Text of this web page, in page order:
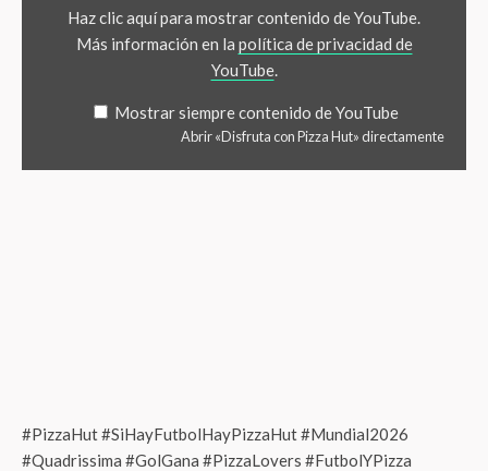
Haz clic aquí para mostrar contenido de YouTube.
Más información en la política de privacidad de
YouTube.
Mostrar siempre contenido de YouTube
Abrir «Disfruta con Pizza Hut» directamente
#PizzaHut #SiHayFutbolHayPizzaHut #Mundial2026
#Quadrissima #GolGana #PizzaLovers #FutbolYPizza